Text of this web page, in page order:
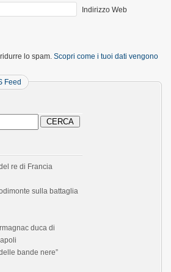
Indirizzo Web
lo spam. Scopri come i tuoi dati vengono
Feed
re di Francia
sulla battaglia
duca di
bande nere”